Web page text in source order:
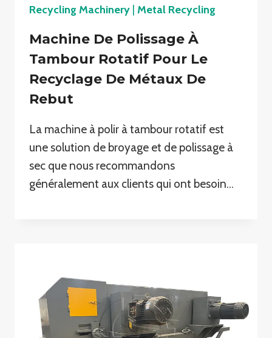
Recycling Machinery Metal Recycling
Machine De Polissage À
Tambour Rotatif Pour Le
Recyclage De Métaux De
Rebut
La machine à polir à tambour rotatif est
une solution de broyage et de polissage à
sec que nous recommandons
généralement aux clients qui ont besoin…